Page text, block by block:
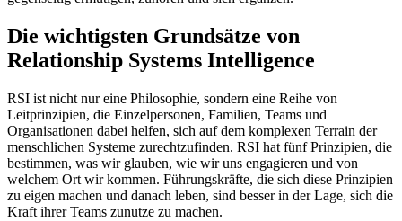
Die wichtigsten Grundsätze von
Relationship Systems Intelligence
RSI ist nicht nur eine Philosophie, sondern eine Reihe von
Leitprinzipien, die Einzelpersonen, Familien, Teams und
Organisationen dabei helfen, sich auf dem komplexen Terrain der
menschlichen Systeme zurechtzufinden. RSI hat fünf Prinzipien, die
bestimmen, was wir glauben, wie wir uns engagieren und von
welchem Ort wir kommen. Führungskräfte, die sich diese Prinzipien
zu eigen machen und danach leben, sind besser in der Lage, sich die
Kraft ihrer Teams zunutze zu machen.